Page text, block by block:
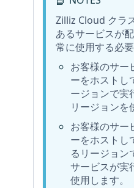
Zilliz Cloud クラ
あるサービスが
常に使用する必要
お客様のサー
ーをホストし
ージョンで実
リージョンを
お客様のサー
ーをホストし
るリージョン
サービスが実
使用します。